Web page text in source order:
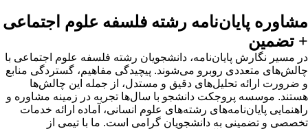
مشاوره پایان‌نامه رشته فلسفه علوم اجتماعی
+ تضمین
در مسیر نگارش پایان‌نامه، دانشجویان رشته فلسفه علوم اجتماعی با
چالش‌های متعددی روبرو می‌شوند. پیچیدگی مفاهیم، گستردگی منابع
و ضرورت ارائه تحلیل‌های دقیق و مستدل، از جمله این چالش‌ها
هستند. موسسه پروجکت دانشجو با سال‌ها تجربه در زمینه مشاوره و
راهنمایی پایان‌نامه‌های رشته‌های علوم انسانی، آماده ارائه خدمات
تخصصی و تضمینی به دانشجویان گرامی است. ما با تیمی از